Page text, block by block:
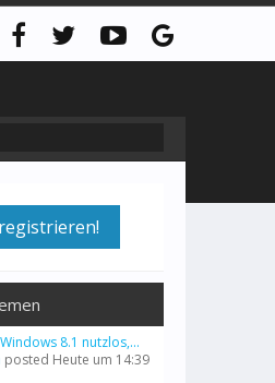
8.1 nutzlos,...
posted Heute um 14:39